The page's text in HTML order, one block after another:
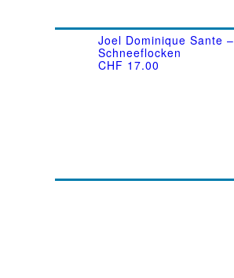
Joel Dominique Sante –
Schneeflocken
CHF 17.00